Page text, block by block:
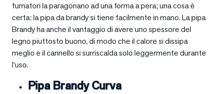
fumatori la paragonano ad una forma a pera; una cosa è
certa: la pipa da brandy si tiene facilmente in mano. La pipa
Brandy ha anche il vantaggio di avere uno spessore del
legno piuttosto buono, di modo che il calore si dissipa
meglio e il cannello si surriscalda solo leggermente durante
l’uso.
Pipa Brandy Curva